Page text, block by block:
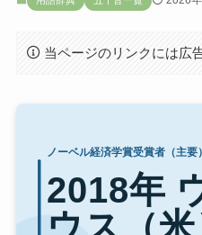
当ページのリンクには広